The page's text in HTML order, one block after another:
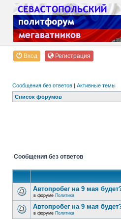
Вход Регистрация
Сообщения без ответов | Активные темы
Список форумов
Сообщения без ответов
Автопробег на 9 мая
в форуме Политика
Автопробег на 9 мая
в форуме Политика